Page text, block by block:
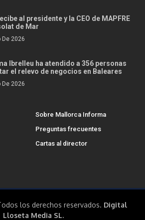
al presidente y la CEO de MAPFRE
de Mar
De 2026
Ibrelleu ha atendido a 356 personas
el relevo de negocios en Baleares
De 2026
Sobre Mallorca Informa
Preguntas frecuentes
Cartas al director
los derechos reservados. Digital
Lloseta Media SL.